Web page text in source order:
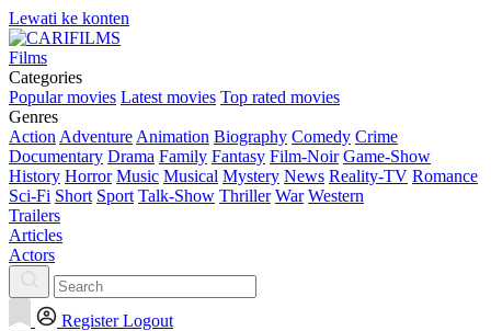
Lewati ke konten
Films
Categories
Popular movies Latest movies Top rated movies
Genres
Action Adventure Animation Biography Comedy Crime
Documentary Drama Family Fantasy Film-Noir Game-Show
History Horror Music Musical Mystery News Reality-TV Romance
Sci-Fi Short Sport Talk-Show Thriller War Western
Trailers
Articles
Actors
Register Logout